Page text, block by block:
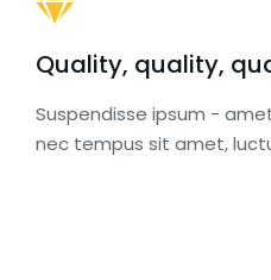
Quality, quality,
Suspendisse ipsum -
nec tempus sit amet,